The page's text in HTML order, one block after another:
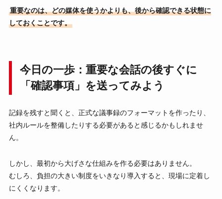
重要なのは、どの媒体を使うかよりも、後から確認できる状態に
しておくことです。
今日の一歩：重要な会話の後すぐに
「確認事項」を送ってみよう
記録を残すと聞くと、正式な議事録のフォーマットを作ったり、
社内ルールを整備したりする必要があると感じるかもしれませ
ん。
しかし、最初から大げさな仕組みを作る必要はありません。
むしろ、負担の大きい制度をいきなり導入すると、現場に定着し
にくくなります。